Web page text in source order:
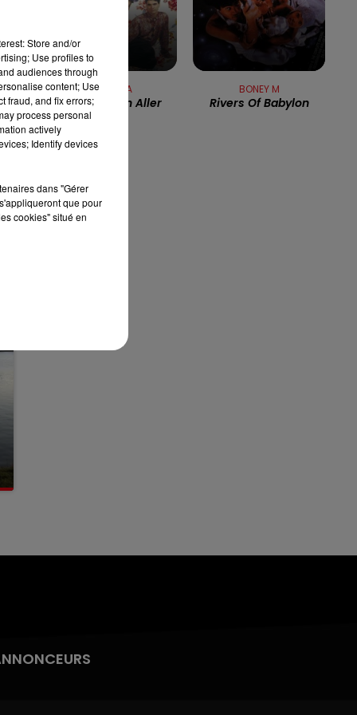
13h00 - 16h00
LES APRÈS-MIDI QUI CHANTENT
NIAGARA
Je Dois M'en Aller
BONEY M
Rivers Of Babylon
Store and/or
Use profiles to
audiences through
content; Use
fraud, and fix errors;
process personal
actively
Identify devices
dans "Gérer
que pour
cookies" situé en